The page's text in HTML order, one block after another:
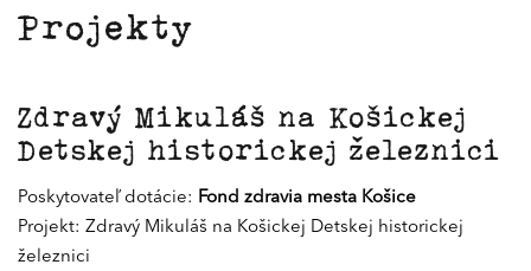
Projekty
Zdravý Mikuláš na Košickej
Detskej historickej železnici
Poskytovateľ dotácie: Fond zdravia mesta Košice
Projekt: Zdravý Mikuláš na Košickej Detskej historickej
železnici